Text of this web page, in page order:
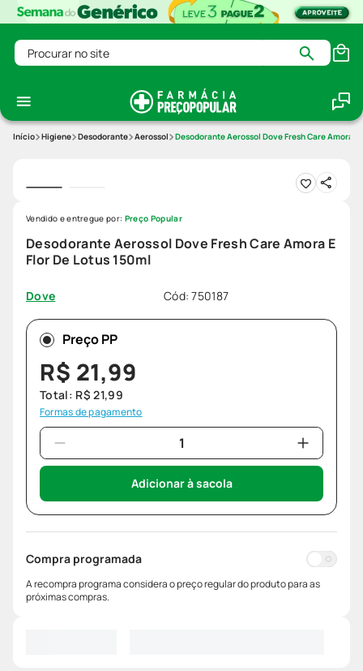
Procurar no site
Higiene Desodorante Aerossol Desodorante Aerossol Dove Fresh Care Amora E
Desodorante Aerossol Dove Fresh Care Amora E
Flor De Lotus 150ml
Dove Cód:750187
Vendido e entregue por: Preço Popular
Preço PP
R$ 21,99
Total: R$ 21,99
Formas de pagamento
Adicionar à sacola
Compra programada
A recompra programa considera o preço regular do produto para as
próximas compras.